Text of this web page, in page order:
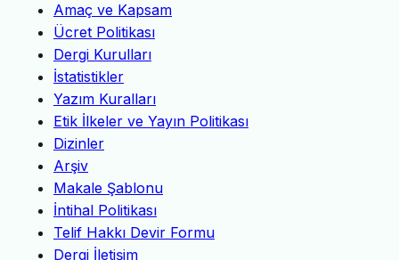
Amaç ve Kapsam
Ücret Politikası
Dergi Kurulları
İstatistikler
Yazım Kuralları
Etik İlkeler ve Yayın Politikası
Dizinler
Arşiv
Makale Şablonu
İntihal Politikası
Telif Hakkı Devir Formu
Dergi İletişim